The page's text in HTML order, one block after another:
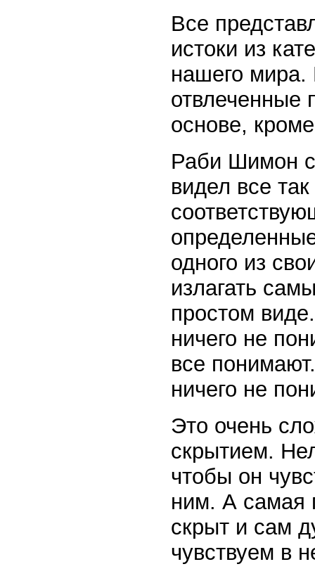
Все
истоки из
нашего мира.
отвлеченные
основе,
Раби Шимон
видел все
одного из
излагать
простом
ничего не
все
ничего не
Это очень
скрытием.
чтобы он
ним. А самая
скрыт и сам
чувствуем в